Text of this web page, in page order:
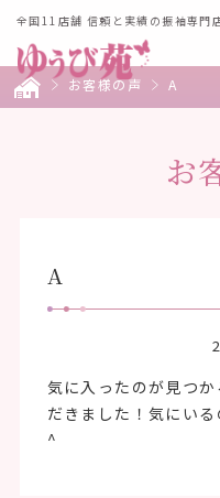
全国11店舗 信頼と実績の振袖専門
お客様の声 A
お
A
気に入ったのが見つ
だきました！気にい
^